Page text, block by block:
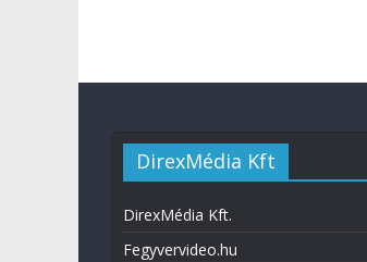
DirexMédia Kft
DirexMédia Kft.
Fegyvervideo.hu